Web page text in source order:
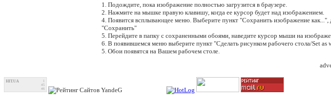
1. Подождите, пока изображение полностью загрузится в браузере.
2. Нажмите на мышке правую клавишу, когда ее курсор будет над изображением.
4. Появится всплывающее меню. Выберите пункт "Сохранить изображение как...",
"Сохранить"
5. Перейдите в папку с сохраненными обоями, наведите курсор мыши на
6. В появившемся меню выберите пункт "Сделать рисунком рабочего стола/Set as
5. Обои появятся на Вашем рабочем столе.
HIT.UA
45
46